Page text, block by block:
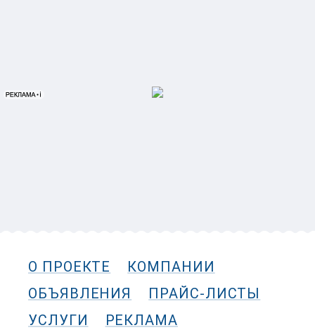
О ПРОЕКТЕ
КОМПАНИИ
ОБЪЯВЛЕНИЯ
ПРАЙС-ЛИСТЫ
УСЛУГИ
РЕКЛАМА